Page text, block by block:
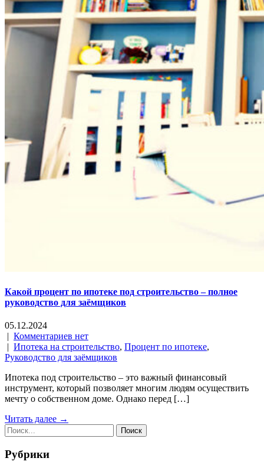
Какой процент по ипотеке под строительство – полное
руководство для заёмщиков
05.12.2024
| Комментариев нет
| Ипотека на строительство, Процент по ипотеке,
Руководство для заёмщиков
Ипотека под строительство – это важный финансовый
инструмент, который позволяет многим людям осуществить
мечту о собственном доме. Однако перед […]
Читать далее →
Рубрики